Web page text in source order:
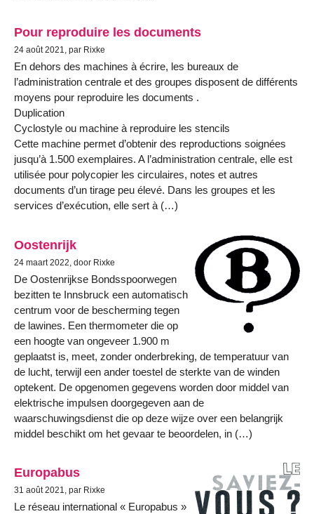
Pour reproduire les documents
24 août 2021, par Rixke
En dehors des machines à écrire, les bureaux de
l’administration centrale et des groupes disposent de différents
moyens pour reproduire les documents .
Duplication
Cyclostyle ou machine à reproduire les stencils
Cette machine permet d’obtenir des reproductions soignées
jusqu’à 1.500 exemplaires. A l’administration centrale, elle est
utilisée pour polycopier les circulaires, notes et autres
documents d’un tirage peu élevé. Dans les groupes et les
services d’exécution, elle sert à (…)
Oostenrijk
24 maart 2022, door Rixke
De Oostenrijkse Bondsspoorwegen
bezitten te Innsbruck een automatisch
centrum voor de bescherming tegen
de lawines. Een thermometer die op
een hoogte van ongeveer 1.900 m
geplaatst is, meet, zonder onderbreking, de temperatuur van
de lucht, terwijl een ander toestel de sterkte van de winden
optekent. De opgenomen gegevens worden door middel van
elektrische impulsen doorgegeven aan de
waarschuwingsdienst die op deze wijze over een belangrijk
middel beschikt om het gevaar te beoordelen, in (…)
Europabus
31 août 2021, par Rixke
Le réseau international « Europabus »